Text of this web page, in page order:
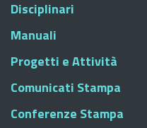
Disciplinari
Manuali
Progetti e Attività
Comunicati Stampa
Conferenze Stampa